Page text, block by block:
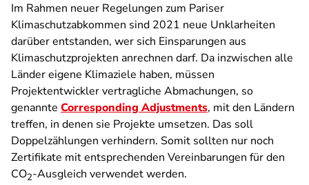
Im Rahmen neuer Regelungen zum Pariser
Klimaschutzabkommen sind 2021 neue Unklarheiten
darüber entstanden, wer sich Einsparungen aus
Klimaschutzprojekten anrechnen darf. Da inzwischen alle
Länder eigene Klimaziele haben, müssen
Projektentwickler vertragliche Abmachungen, so
genannte Corresponding Adjustments, mit den Ländern
treffen, in denen sie Projekte umsetzen. Das soll
Doppelzählungen verhindern. Somit sollten nur noch
Zertifikate mit entsprechenden Vereinbarungen für den
CO2-Ausgleich verwendet werden.